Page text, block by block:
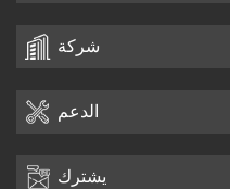
شركة
الدعم
يشترك